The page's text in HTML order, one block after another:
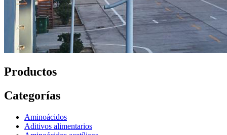
Productos
Categorías
Aminoácidos
Aditivos alimentarios